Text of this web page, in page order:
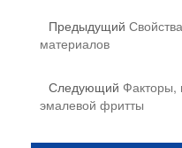
Предыдущий
материалов
Следующий Факторы,
эмалевой фритты